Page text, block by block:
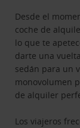
Desde el
coche de
lo que te
darte una
sedán para un
monovolumen
de alquiler
Los viajeros